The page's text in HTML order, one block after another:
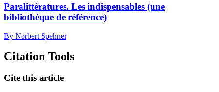
Paralittératures. Les indispensables (une
bibliothèque de référence)
By Norbert Spehner
Citation Tools
Cite this article